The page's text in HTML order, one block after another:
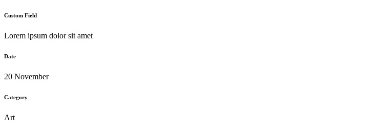
Custom Field
Lorem ipsum dolor sit amet
Date
20 November
Category
Art